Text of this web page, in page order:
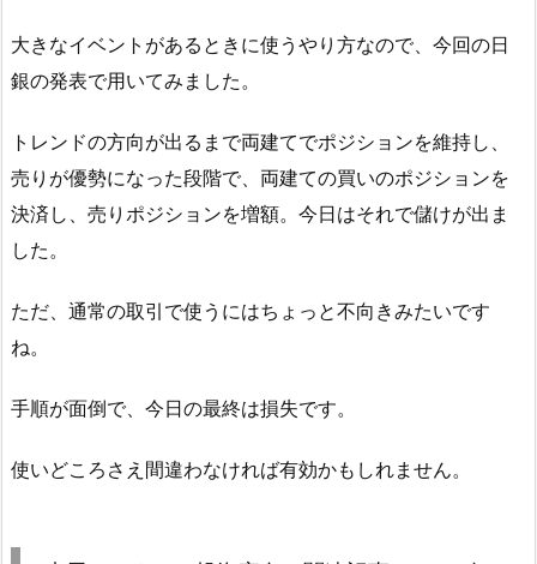
大きなイベントがあるときに使うやり方なので、今回の日
銀の発表で用いてみました。
トレンドの方向が出るまで両建てでポジションを維持し、
売りが優勢になった段階で、両建ての買いのポジションを
決済し、売りポジションを増額。今日はそれで儲けが出ま
した。
ただ、通常の取引で使うにはちょっと不向きみたいです
ね。
手順が面倒で、今日の最終は損失です。
使いどころさえ間違わなければ有効かもしれません。